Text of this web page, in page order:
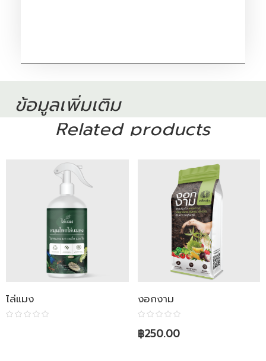
ข้อมูลเพิ่มเติม
Related products
ไล่แมง งอกงาม
฿250.00